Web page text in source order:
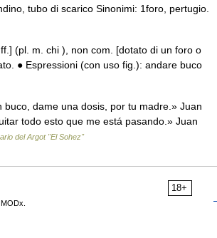
tubo di scarico Sinonimi: 1foro, pertugio.
(pl. m. chi ), non com. [dotato di un foro o
● Espressioni (con uso fig.): andare buco
dame una dosis, por tu madre.» Juan
todo esto que me está pasando.» Juan
del Argot "El Sohez"
18+